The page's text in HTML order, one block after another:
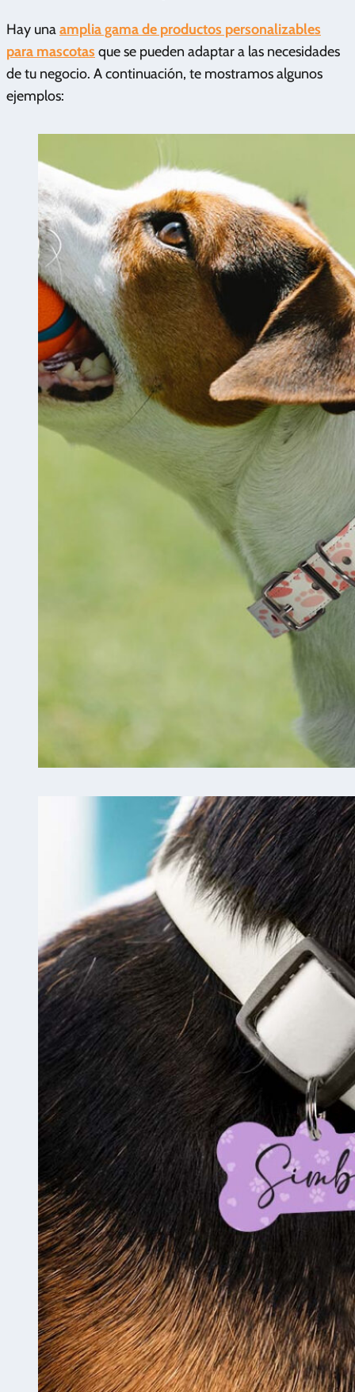
Hay unaamplia gama de productos personalizables
para mascotas que se pueden adaptar a las necesidades
de tu negocio. A continuación, te mostramos algunos
ejemplos: